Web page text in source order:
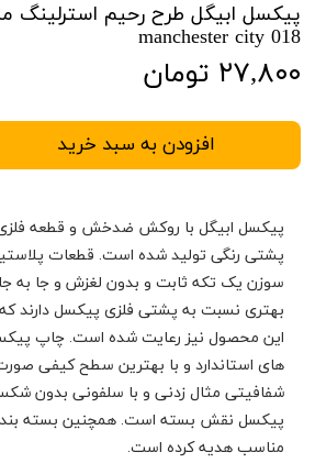
پیکسل ابیگل طرح رحیم
manchester city 018
۲۷,۸۰۰ تومان
افزودن به سبد خرید
پیکسل ابیگل با روکش ضدخش و قطعه
پشتی رنگی تولید شده است. قطعات
سوزن یک تکه ثابت و بدون لغزش و جا به
بهتری نسبت به پشتی فلزی پیکسل دارند
این محصول نیز رعایت شده است. چاپ
های استاندارد و با بهترین سطح کیفی
شفافیتی مثال زدنی و با سلفونی بدون
پیکسل نقش بسته است. همچنین بسته
مناسب هدیه کرده است.